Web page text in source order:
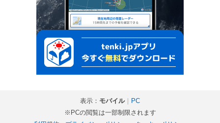
表示： モバイル｜
PC
※PCの閲覧は一部制限されます